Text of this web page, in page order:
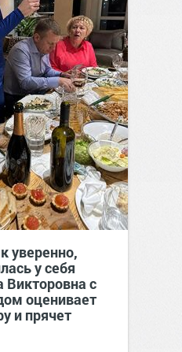
уверенно,
у себя
с
оценивает
и прячет